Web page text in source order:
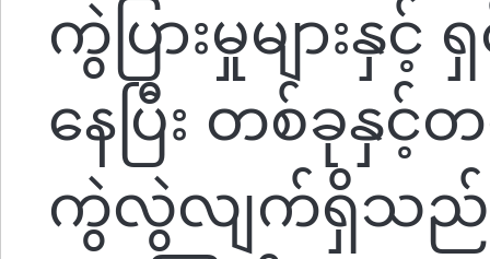
ကွဲပြားမှုများနှင့်
နေပြီး တစ်ခုနှ
ကွဲလွဲလျက်ရှိသည်။